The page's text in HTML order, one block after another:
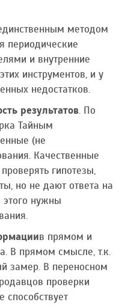
методом
периодические
и внутренние
инструментов, и у
недостатков.
результатов. По
Тайным
(не
Качественные
гипотезы,
но не дают ответа на
этого нужны
в прямом и
В прямом смысле, т.к.
замер. В переносном
проверки
способствует